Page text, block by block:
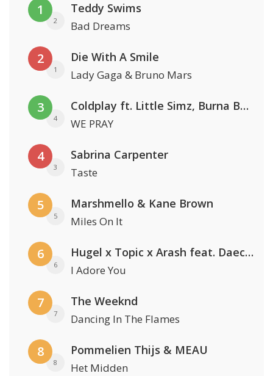
1
2
Teddy Swims
Bad Dreams
2
1
Die With A Smile
Lady Gaga & Bruno Mars
3
4
Coldplay ft. Little Simz, Burna Boy, Elyanna & Tini
WE PRAY
4
3
Sabrina Carpenter
Taste
5
5
Marshmello & Kane Brown
Miles On It
6
6
Hugel x Topic x Arash feat. Daecolm
I Adore You
7
7
The Weeknd
Dancing In The Flames
8
8
Pommelien Thijs & MEAU
Het Midden